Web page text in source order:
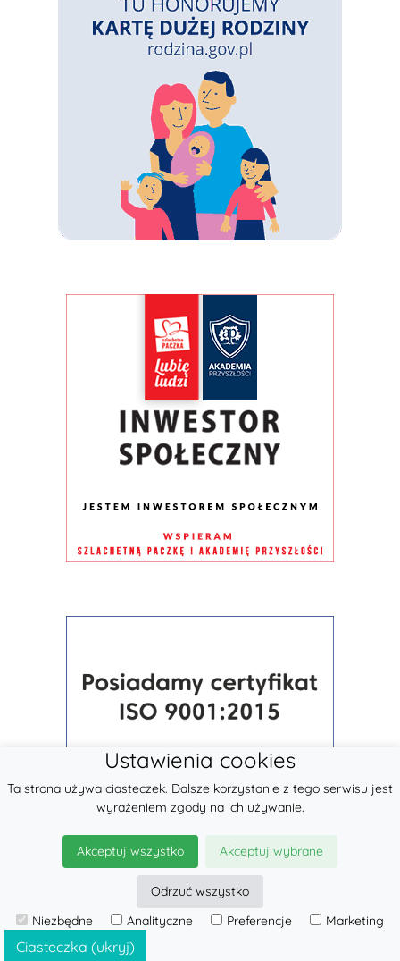
© 2026LennyLamb sp. z o.o.
·
Ciasteczka (ukryj)
Ustawienia cookies
Ta strona używa ciasteczek. Dalsze korzystanie z tego serwisu jest
wyrażeniem zgody na ich używanie.
Akceptuj wszystko Akceptuj wybrane
Odrzuć wszystko
Niezbędne
Analityczne Preferencje Marketing